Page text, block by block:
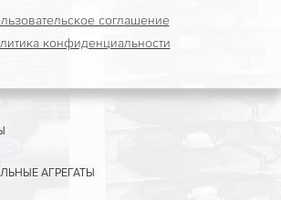
соглашение
конфиденциальности
АГРЕГАТЫ